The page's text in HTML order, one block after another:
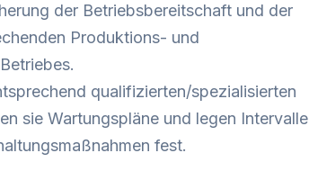
der Betriebsbereitschaft und der
Produktions- und
qualifizierten/spezialisierten
sie Wartungspläne und legen Intervalle
fest.